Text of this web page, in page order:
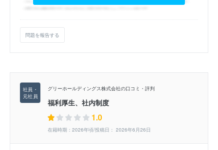
問題を報告する
グリーホールディングス株式会社の口コミ・評判
福利厚生、社内制度
1.0
在籍時期：2026年頃/投稿日： 2026年6月26日